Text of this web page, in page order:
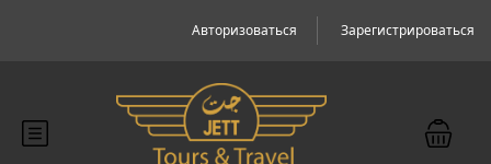
Авторизоваться Зарегистрироваться